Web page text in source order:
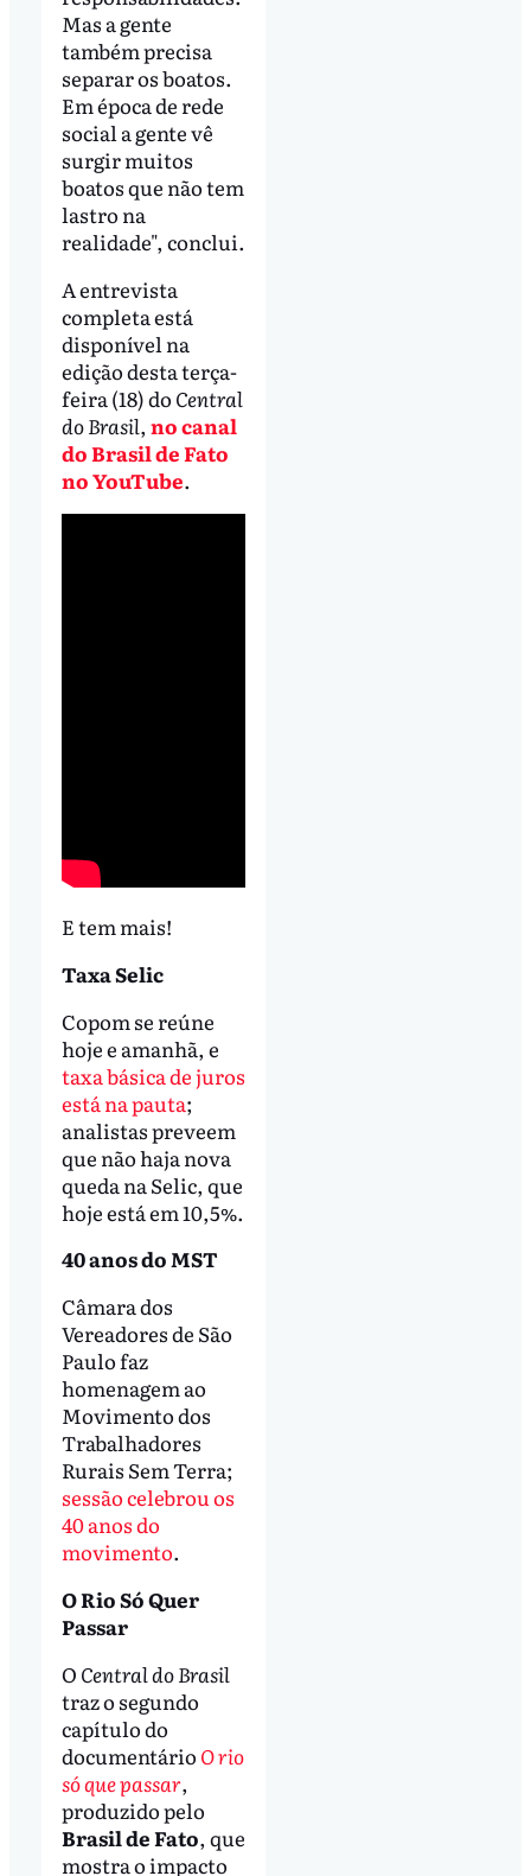
Mas a gente
também precisa
separar os boatos.
Em época de rede
social a gente vê
surgir muitos
boatos que não tem
lastro na
realidade", conclui.
A entrevista
completa está
disponível na
edição desta terça-
feira (18) do Central
do Brasil, no canal
do Brasil de Fato
no YouTube.
E tem mais!
Taxa Selic
Copom se reúne
hoje e amanhã, e
taxa básica de juros
está na pauta;
analistas preveem
que não haja nova
queda na Selic, que
hoje está em 10,5%.
40 anos do MST
Câmara dos
Vereadores de São
Paulo faz
homenagem ao
Movimento dos
Trabalhadores
Rurais Sem Terra;
sessão celebrou os
40 anos do
movimento.
O Rio Só Quer
Passar
O Central do Brasil
traz o segundo
capítulo do
documentário O rio
só que passar,
produzido pelo
Brasil de Fato, que
mostra o impacto